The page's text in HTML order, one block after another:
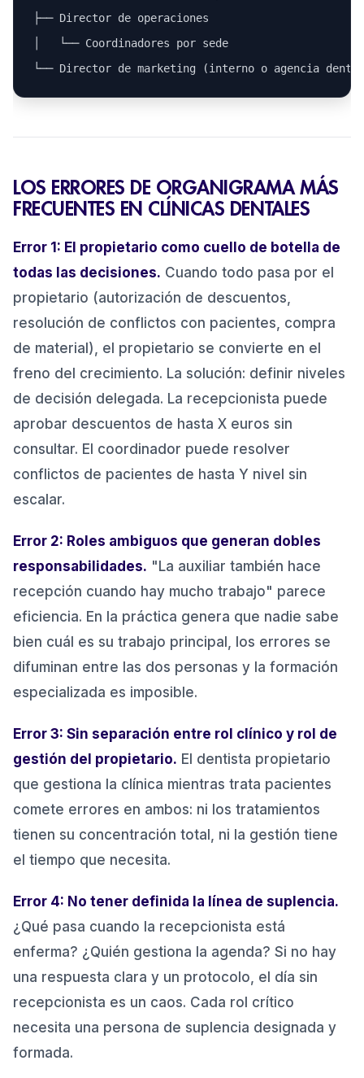
├── Director de operaciones
│   └── Coordinadores por sede
LOS ERRORES DE ORGANIGRAMA MÁS
FRECUENTES EN CLÍNICAS DENTALES
Error 1: El propietario como cuello de botella de
todas las decisiones. Cuando todo pasa por el
propietario (autorización de descuentos,
resolución de conflictos con pacientes, compra
de material), el propietario se convierte en el
freno del crecimiento. La solución: definir niveles
de decisión delegada. La recepcionista puede
aprobar descuentos de hasta X euros sin
consultar. El coordinador puede resolver
conflictos de pacientes de hasta Y nivel sin
escalar.
Error 2: Roles ambiguos que generan dobles
responsabilidades. "La auxiliar también hace
recepción cuando hay mucho trabajo" parece
eficiencia. En la práctica genera que nadie sabe
bien cuál es su trabajo principal, los errores se
difuminan entre las dos personas y la formación
especializada es imposible.
Error 3: Sin separación entre rol clínico y rol de
gestión del propietario. El dentista propietario
que gestiona la clínica mientras trata pacientes
comete errores en ambos: ni los tratamientos
tienen su concentración total, ni la gestión tiene
el tiempo que necesita.
Error 4: No tener definida la línea de suplencia.
¿Qué pasa cuando la recepcionista está
enferma? ¿Quién gestiona la agenda? Si no hay
una respuesta clara y un protocolo, el día sin
recepcionista es un caos. Cada rol crítico
necesita una persona de suplencia designada y
formada.